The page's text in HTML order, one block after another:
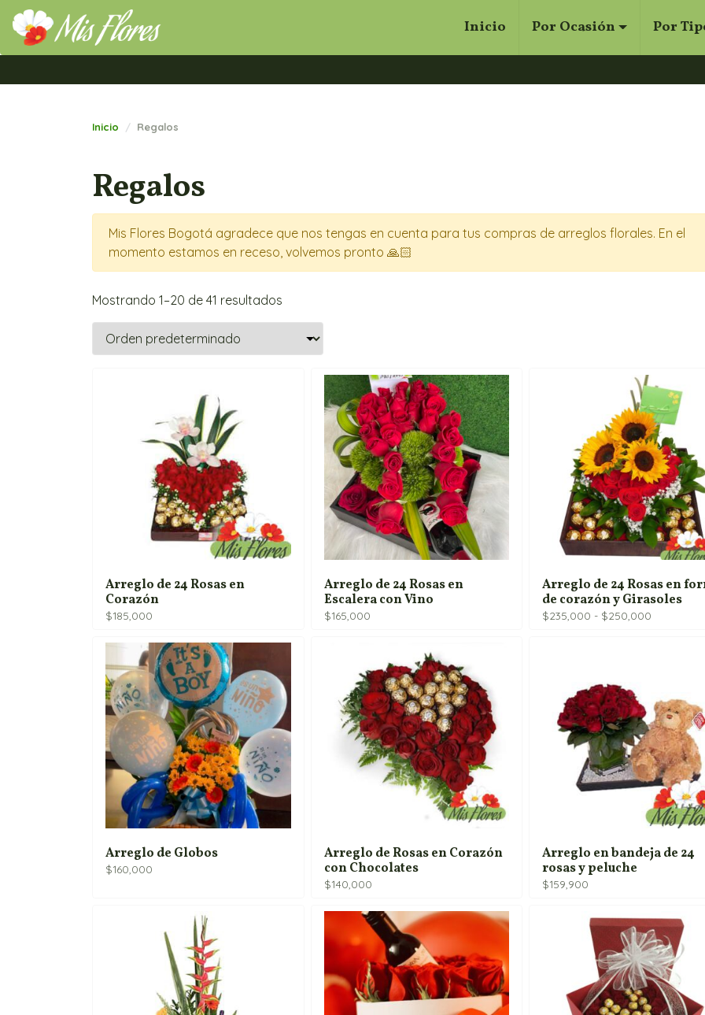
Inicio Por Ocasión Por
Cerrar
Buscar
Inicio Regalos
Regalos
Mis Flores Bogotá agradece que nos tengas en cuenta para tus compras de arreglos florales. En el
momento estamos en receso, volvemos pronto 🙏🏻
Mostrando 1–20 de 41 resultados
Arreglo de 24 Rosas en
Corazón
$185,000
Arreglo de 24 Rosas en
Escalera con Vino
$165,000
Arreglo de 24 Rosas en
de corazón y Girasoles
$235,000 - $250,000
$250,000
Arreglo de Globos
$160,000
Arreglo de Rosas en Corazón
con Chocolates
$140,000
Arreglo en bandeja de 24
rosas y peluche
$159,900